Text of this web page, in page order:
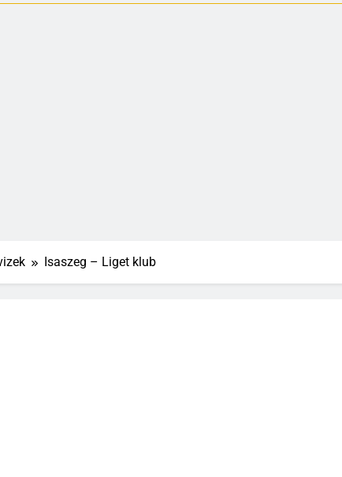
Isaszeg – Liget klub